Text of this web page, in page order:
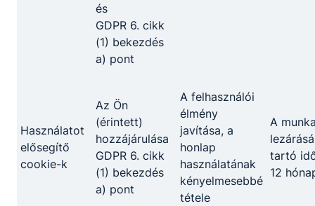
és
GDPR 6. cikk
(1) bekezdés
a) pont
Használatot
elősegítő
cookie-k
Az Ön
(érintett)
hozzájárulása
GDPR 6. cikk
(1) bekezdés
a) pont
A felhasználói
élmény
javítása, a
honlap
használatának
kényelmesebbé
tétele
A
tartó
12